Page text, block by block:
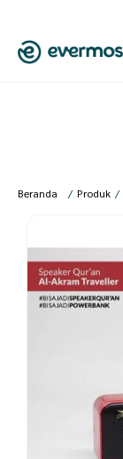
Beranda / Produk /